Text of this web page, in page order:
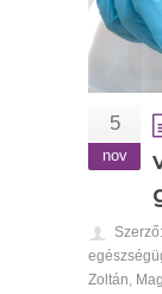
5
nov
Zoltán,